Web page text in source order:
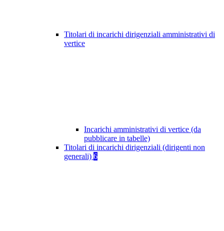
Titolari di incarichi dirigenziali amministrativi di
vertice
Incarichi amministrativi di vertice (da
pubblicare in tabelle)
Titolari di incarichi dirigenziali (dirigenti non
generali) 6